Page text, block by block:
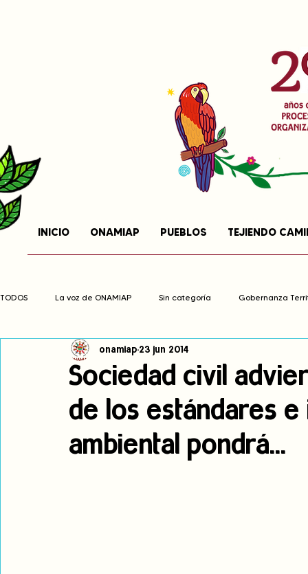
INICIO ONAMIAP PUEBLOS TEJIENDO
TODOS La voz de ONAMIAP Sin categoría Gobernanza
Cambio climático Navegador indígena
Pronunciamientos Observatorio de consulta previa
Sociedad civil
de los estándares e
ambiental pondrá...
onamiap 23 jun 2014